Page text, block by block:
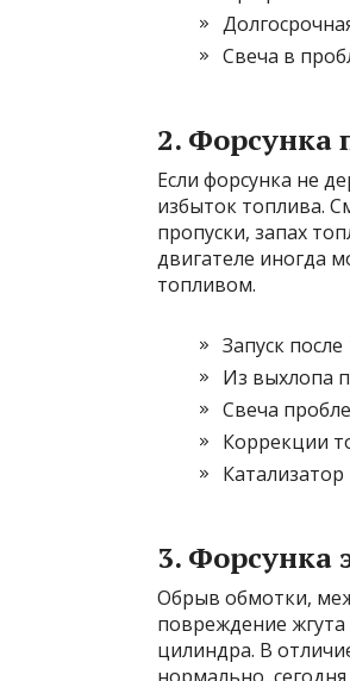
Свеча в
2. Форсунка
Если форсунка не
избыток топлива.
пропуски, запах
двигателе иногда
топливом.
Запуск
Из выхлопа
Свеча
Коррекции
3. Форсунка
Обрыв обмотки,
повреждение
цилиндра. В